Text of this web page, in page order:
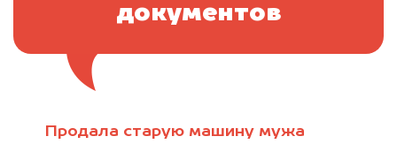
Продала старую машину мужа
документов
минуту эксперт-оценщик назовёт сумму.